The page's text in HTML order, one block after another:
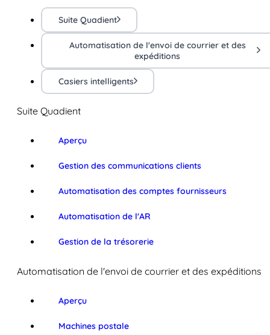
Suite Quadient
Automatisation de l'envoi de courrier et des
expéditions
Casiers intelligents
Suite Quadient
Aperçu
Gestion des communications clients
Automatisation des comptes fournisseurs
Automatisation de l'AR
Gestion de la trésorerie
Automatisation de l'envoi de courrier et des expéditions
Aperçu
Machines postale